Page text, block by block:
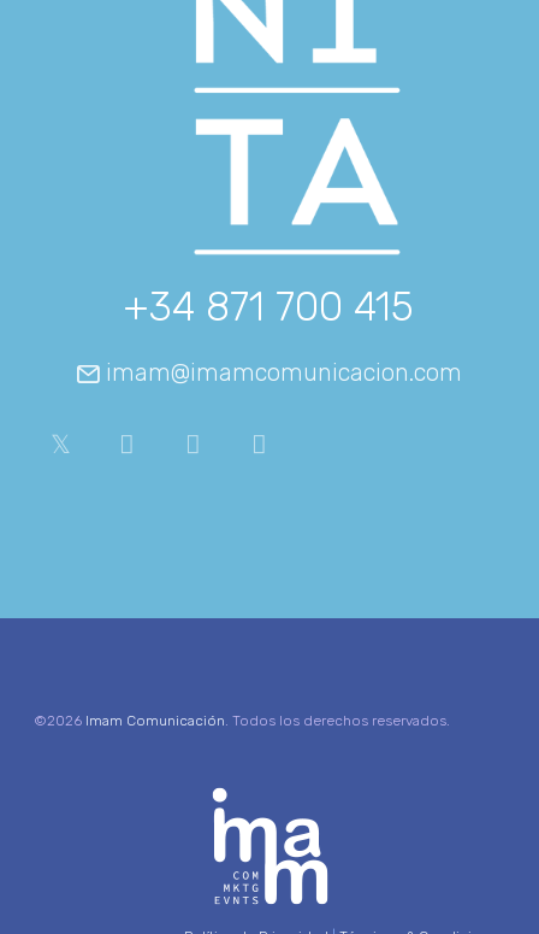
+34 871 700 415
imam@imamcomunicacion.com
©2026 Imam Comunicación . Todos los derechos reservados.